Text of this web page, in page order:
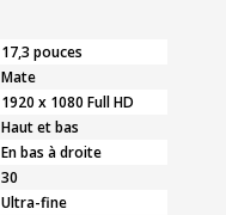
17,3 pouces
Mate
1920 x 1080 Full HD
Haut et bas
En bas à droite
30
Ultra-fine